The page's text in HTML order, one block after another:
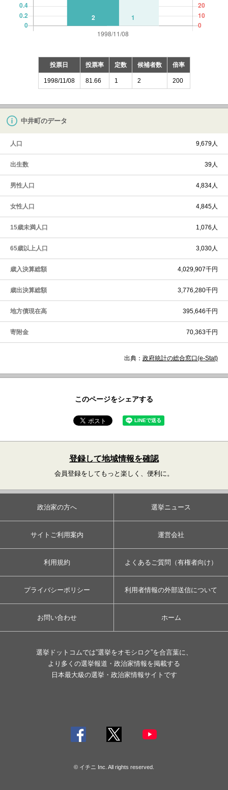
投票日 投票率 定数 候補者数 倍率
1998/11/08 81.66 1 2 200
中井町のデータ
人口 9,679人
出生数 39人
男性人口 4,834人
女性人口 4,845人
15歳未満人口 1,076人
65歳以上人口 3,030人
歳入決算総額 4,029,907千円
歳出決算総額 3,776,280千円
地方債現在高 395,646千円
寄附金 70,363千円
出典： 政府統計の総合窓口(e-Stat)
このページをシェアする
登録して地域情報を確認
会員登録をしてもっと楽しく、便利に。
政治家の方へ 選挙ニュース
サイトご利用案内 運営会社
利用規約 よくあるご質問（有権者向け）
プライバシーポリシー 利用者情報の外部送信について
お問い合わせ ホーム
選挙ドットコムでは”選挙をオモシロク”を合言葉に、
より多くの選挙報道・政治家情報を掲載する
日本最大級の選挙・政治家情報サイトです
© イチニ Inc. All rights reserved.